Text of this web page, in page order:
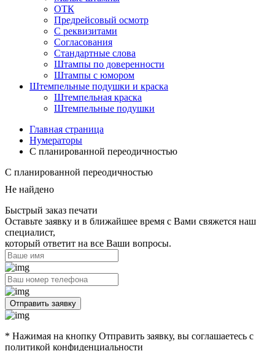
ОТК
Предрейсовый осмотр
С реквизитами
Согласования
Стандартные слова
Штампы по доверенности
Штампы с юмором
Штемпельные подушки и краска
Штемпельная краска
Штемпельные подушки
Главная страница
Нумераторы
С планированной переодичностью
С планированной переодичностью
Не найдено
Быстрый заказ печати
Оставьте заявку и в ближайшее время с Вами свяжется наш
специалист,
который ответит на все Ваши вопросы.
Отправить заявку
* Нажимая на кнопку Отправить заявку, вы соглашаетесь с
политикой конфиденциальности